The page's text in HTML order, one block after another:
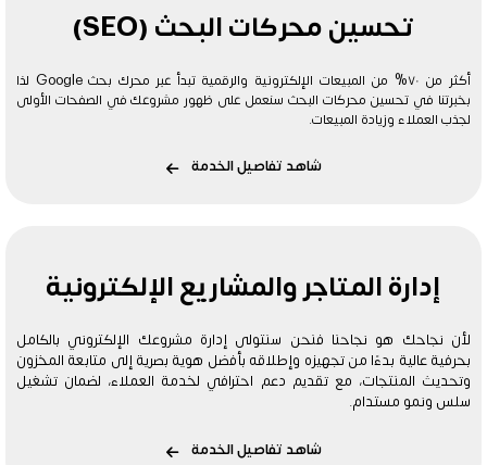
تحسين محركات البحث (SEO)
أكثر من ٧٠% من المبيعات الإلكترونية والرقمية تبدأ عبر محرك بحث Google لذا
بخبرتنا في تحسين محركات البحث سنعمل على ظهور مشروعك في الصفحات الأولى
لجذب العملاء وزيادة المبيعات.
شاهد تفاصيل الخدمة
إدارة المتاجر والمشاريع الإلكترونية
لأن نجاحك هو نجاحنا فنحن سنتولى إدارة مشروعك الإلكتروني بالكامل
بحرفية عالية بدءًا من تجهيزه وإطلاقه بأفضل هوية بصرية إلى متابعة المخزون
وتحديث المنتجات، مع تقديم دعم احترافي لخدمة العملاء، لضمان تشغيل
سلس ونمو مستدام.
شاهد تفاصيل الخدمة